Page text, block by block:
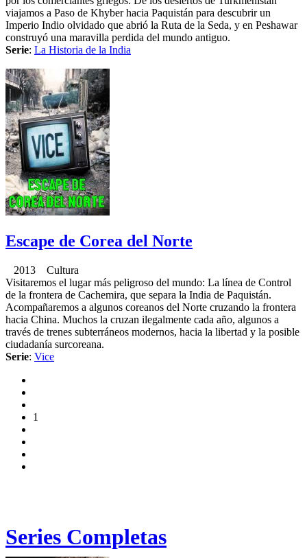
viajamos a Paso de Khyber hacia Paquistán para descubrir un
Imperio Indio olvidado que abrió la Ruta de la Seda, y en Peshawar
construyó una maravilla perdida del mundo antiguo.
Serie: La Historia de la India
Escape de Corea del Norte
2013 Cultura
Visitaremos el lugar más peligroso del mundo: La línea de Control
de la frontera de Cachemira, que separa la India de Paquistán.
Acompañaremos a algunos coreanos del Norte cruzando la frontera
hacia China. Muchos la cruzan ilegalmente cada año, algunos a
través de trenes subterráneos modernos, hacia la libertad y la posible
ciudadanía surcoreana.
Serie: Vice
1
Series Completas